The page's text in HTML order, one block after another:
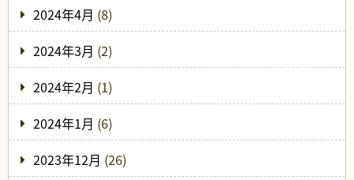
2024年4月 (8)
2024年3月 (2)
2024年2月 (1)
2024年1月 (6)
2023年12月 (26)